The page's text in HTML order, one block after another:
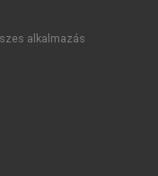
alkalmazás